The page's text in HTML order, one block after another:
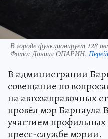
В городе функционирует 128
Фото:Даниил ОПАРИН.
В администрации
совещание по
на автозаправочных
провёл мэр Барнаула
участием
пресс-службе мэрии.